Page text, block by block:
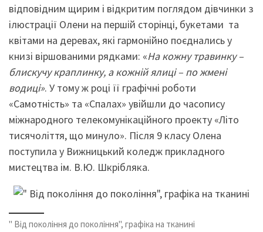
відповідним щирим і відкритим поглядом дівчинки з
ілюстрації Олени на першій сторінці, букетами та
квітами на деревах, які гармонійно поєднались у
книзі віршованими рядками: «На кожну травинку –
блискучу краплинку, а кожній ялиці – по жмені
водиці». У тому ж році її графічні роботи
«Самотність» та «Спалах» увійшли до часопису
міжнародного телекомунікаційного проекту «Літо
тисячоліття, що минуло». Після 9 класу Олена
поступила у Вижницький коледж прикладного
мистецтва ім. В.Ю. Шкрібляка.
" Від покоління до покоління", графіка на тканині